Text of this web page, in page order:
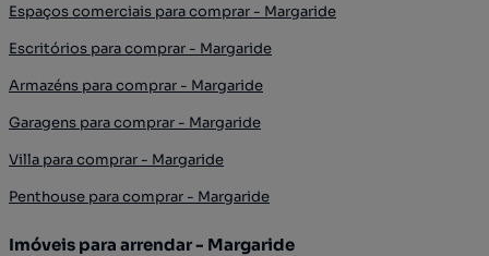
Espaços comerciais para comprar - Margaride
Escritórios para comprar - Margaride
Armazéns para comprar - Margaride
Garagens para comprar - Margaride
Villa para comprar - Margaride
Penthouse para comprar - Margaride
Imóveis para arrendar - Margaride